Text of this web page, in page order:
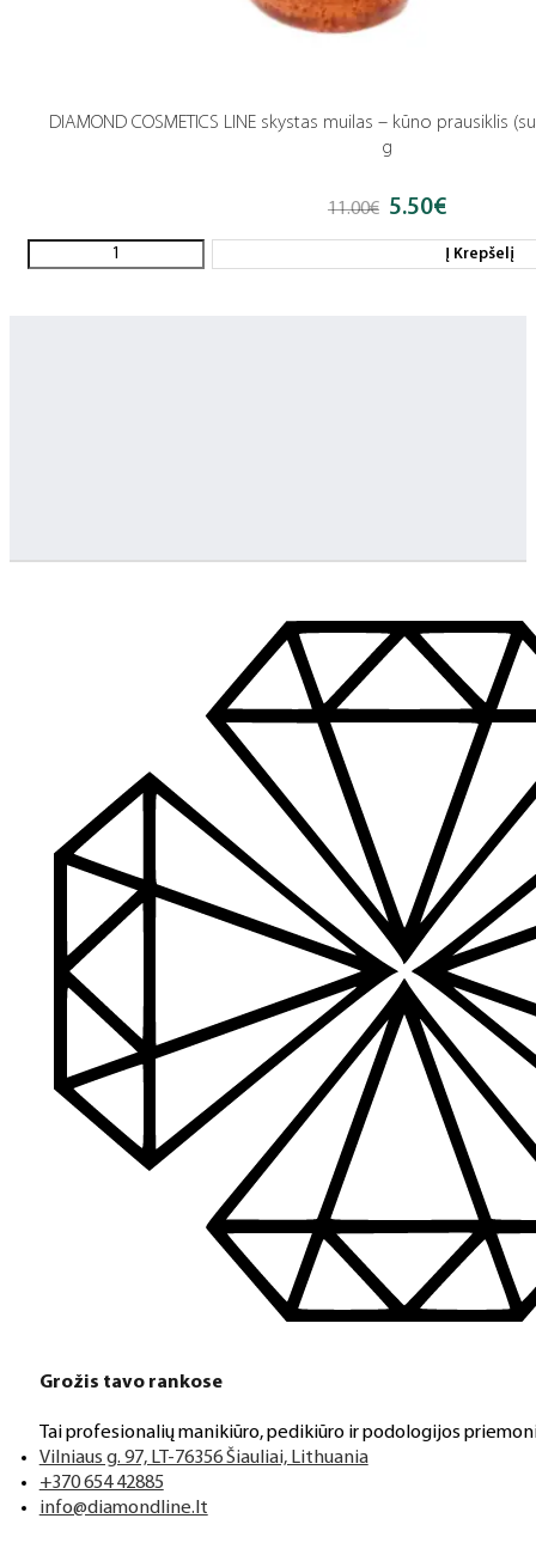
DIAMOND COSMETICS LINE skystas muilas – kūno prausiklis
g
11.00€ Original
11.00€.
5.50€Current
is:
5.50€.
Į Krepšelį
Grožis tavo rankose
Tai profesionalių manikiūro, pedikiūro ir podologijos
Vilniaus g. 97, LT-76356 Šiauliai, Lithuania
+370 654 42885
info@diamondline.lt